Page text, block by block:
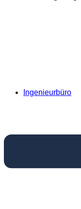
Ingenieurbüro